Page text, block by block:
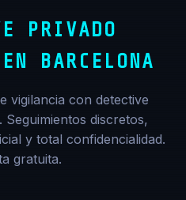
PRIVADO
BARCELONA
vigilancia con detective
discretos,
y total confidencialidad.
gratuita.